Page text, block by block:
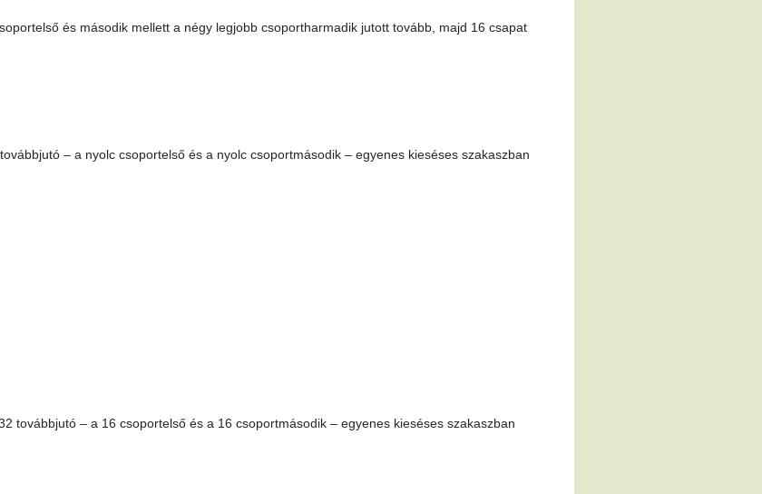
és második mellett a négy legjobb csoportharmadik jutott tovább, majd 16 csapat
– a nyolc csoportelső és a nyolc csoportmásodik – egyenes kieséses szakaszban
továbbjutó – a 16 csoportelső és a 16 csoportmásodik – egyenes kieséses szakaszban